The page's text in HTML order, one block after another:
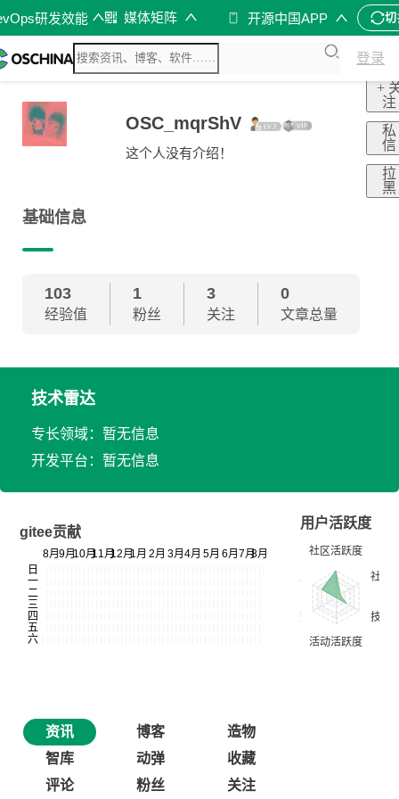
研发效能 媒体矩阵 开源中国APP 切
登录
OSC_mqrShV
这个人没有介绍！
+
注
私
信
拉
黑
基础信息
103
经验值
1
粉丝
3
关注
0
文章总量
技术雷达
专长领域：暂无信息
开发平台：暂无信息
gitee贡献
用户活跃度
资讯 博客
造物
智库
动弹
收藏
评论
粉丝 关注